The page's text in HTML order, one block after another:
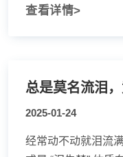
查看详情>
总是莫名流泪
2025-01-24
经常动不动就泪流